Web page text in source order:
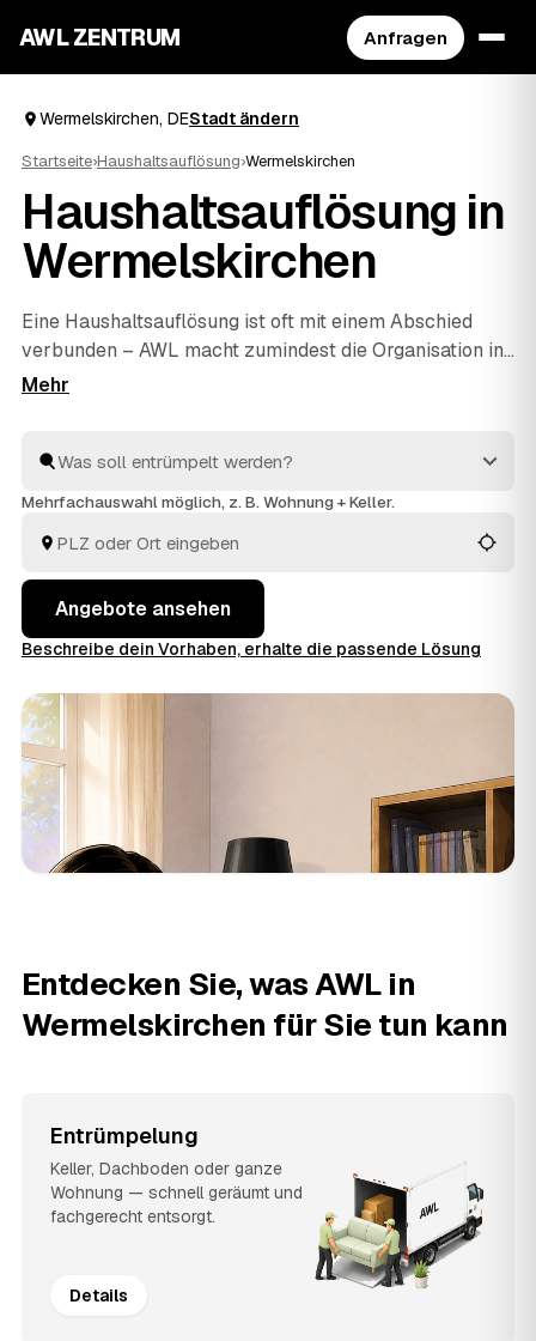
AWL ZENTRUM Anfragen
Wermelskirchen, DEStadt ändern
Startseite›Haushaltsauflösung›Wermelskirchen
Haushaltsauflösung in
Wermelskirchen
Eine Haushaltsauflösung ist oft mit einem Abschied
verbunden – AWL macht zumindest die Organisation in
Wermelskirchen unkompliziert. Mit einer Anfrage
Festpreise für den kompletten Hausstand nennen. Ob
Nachlass, Umzug oder Entrümpelungeinzelner
fachgerecht, und verwertbarer Hausrat wird auf den
Preis angerechnet. So vergleichen Sie mehrere
Angebote, statt jeden Betrieb einzeln anzufragen.
Mehrfachauswahl möglich, z. B. Wohnung + Keller.
Angebote ansehen
Beschreibe dein Vorhaben, erhalte die passende Lösung
Entdecken Sie, was AWL in
Wermelskirchen für Sie tun kann
Entrümpelung
Keller, Dachboden oder ganze
Wohnung — schnell geräumt und
fachgerecht entsorgt.
Details